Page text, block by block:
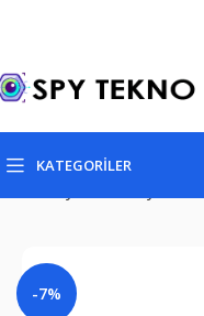
KATEGORİLER
-7%